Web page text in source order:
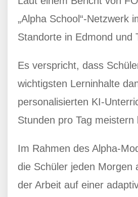
„Alpha School“-Netzwerk
Standorte in Edmond und
Es verspricht, dass
wichtigsten Lerninhalte
personalisierten KI-
Stunden pro Tag meistern
Im Rahmen des Alpha-
die Schüler jeden Morgen
der Arbeit auf einer